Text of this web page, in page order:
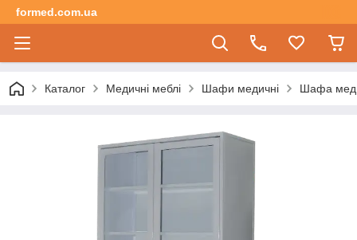
formed.com.ua
Каталог Медичні меблі Шафи медичні Шафа